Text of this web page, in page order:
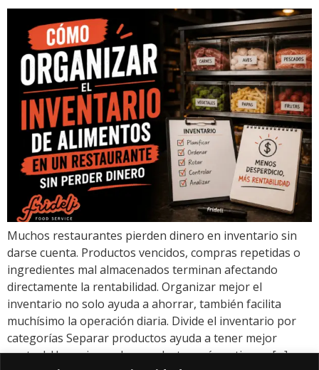
Muchos restaurantes pierden dinero en inventario sin
darse cuenta. Productos vencidos, compras repetidas o
ingredientes mal almacenados terminan afectando
directamente la rentabilidad. Organizar mejor el
inventario no solo ayuda a ahorrar, también facilita
muchísimo la operación diaria. Divide el inventario por
categorías Separar productos ayuda a tener mejor
control: Usa primero los productos más antiguos […]